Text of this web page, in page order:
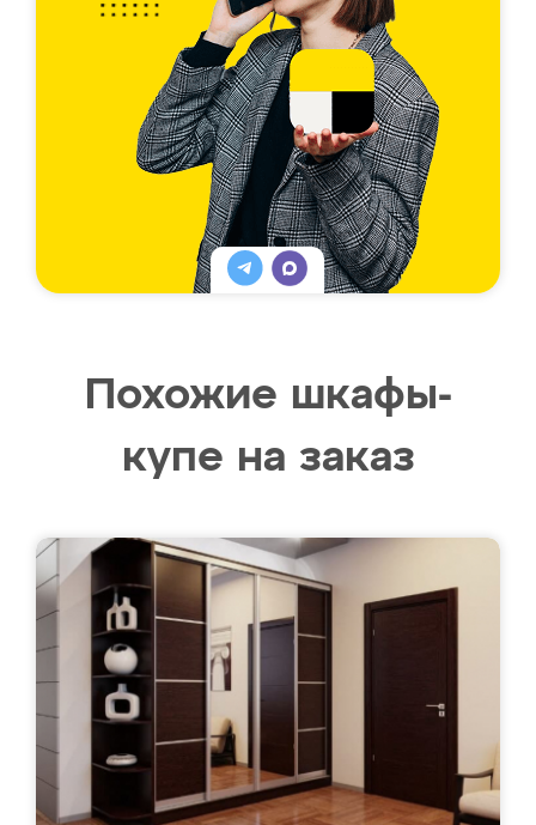
Похожие шкафы-
купе на заказ